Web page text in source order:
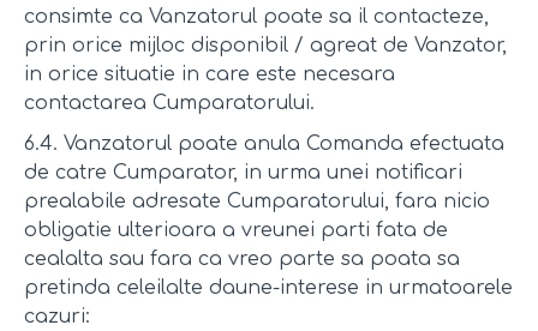
consimte ca Vanzatorul poate sa il contacteze,
prin orice mijloc disponibil / agreat de Vanzator,
in orice situatie in care este necesara
contactarea Cumparatorului.
6.4. Vanzatorul poate anula Comanda efectuata
de catre Cumparator, in urma unei notificari
prealabile adresate Cumparatorului, fara nicio
obligatie ulterioara a vreunei parti fata de
cealalta sau fara ca vreo parte sa poata sa
pretinda celeilalte daune-interese in urmatoarele
cazuri: